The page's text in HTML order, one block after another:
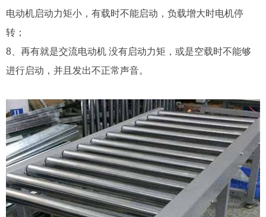
电动机启动力矩小，有载时不能启动，负载增大时电机停
转；
8、再有就是交流电动机 没有启动力矩，或是空载时不能够
进行启动，并且发出不正常声音。